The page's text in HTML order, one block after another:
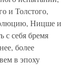
и Толстого,
Ницше и
с себя бремя
более
в эпоху